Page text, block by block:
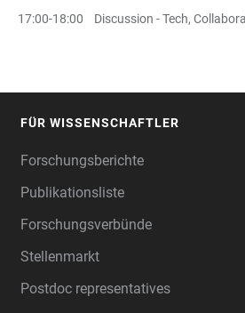
17:00-18:00 Discussion - Tech,
FÜR WISSENSCHAFTLER
Forschungsberichte
Publikationsliste
Forschungsverbünde
Stellenmarkt
Postdoc representatives